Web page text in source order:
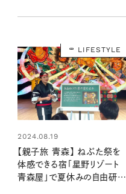
LIFESTYLE
2024.08.19
【親子旅 青森】 ねぶた祭を
体感できる宿「星野リゾート
青森屋」で夏休みの自由研究